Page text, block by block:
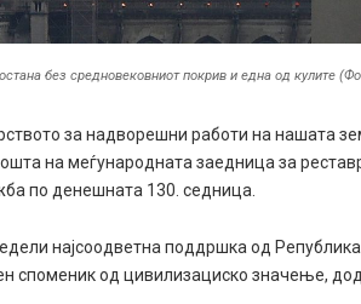
без средновековниот покрив и една од кулите
за надворешни работи на нашата
на меѓународната заедница за
по денешната 130. седница.
најсоодветна поддршка од
споменик од цивилизациско значење,